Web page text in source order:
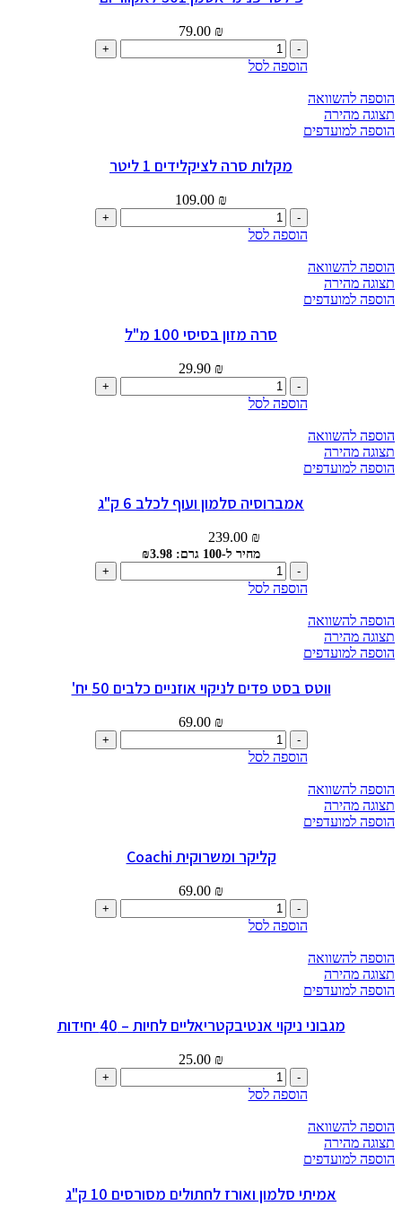
79.00 ₪
כמות
של
הוספה לסל
הוספה להשוואה
תצוגה מהירה
הוספה למועדפים
מקלות סרה לציקלידים 1 ליטר
109.00 ₪
כמות
של
הוספה לסל
הוספה להשוואה
תצוגה מהירה
הוספה למועדפים
סרה מזון בסיסי 100 מ"ל
29.90 ₪
כמות
של
הוספה לסל
הוספה להשוואה
תצוגה מהירה
הוספה למועדפים
אמברוסיה סלמון ועוף לכלב 6 ק"ג
239.00 ₪
מחיר ל-100 גרם: ₪3.98
כמות
של
ק"ג
הוספה לסל
הוספה להשוואה
תצוגה מהירה
הוספה למועדפים
ווטס בסט פדים לניקוי אוזניים כלבים 50 יח'
69.00 ₪
כמות
של
כלבים
50
הוספה לסל
הוספה להשוואה
תצוגה מהירה
הוספה למועדפים
קליקר ומשרוקית Coachi
69.00 ₪
כמות
של
הוספה לסל
הוספה להשוואה
תצוגה מהירה
הוספה למועדפים
מגבוני ניקוי אנטיבקטריאליים לחיות – 40 יחידות
25.00 ₪
כמות
של
40
הוספה לסל
הוספה להשוואה
תצוגה מהירה
הוספה למועדפים
אמיתי סלמון ואורז לחתולים מסורסים 10 ק"ג